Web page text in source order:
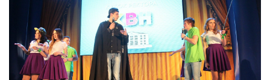
ДИВИТИСЬ